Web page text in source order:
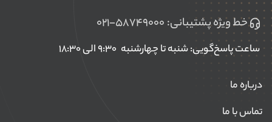
خط ویژه پشتیبانی: ۰۲۱-۵۸۷۴۹۰۰۰
ساعت پاسخ‌گویی: شنبه تا چهارشنبه
درباره ما
تماس با ما